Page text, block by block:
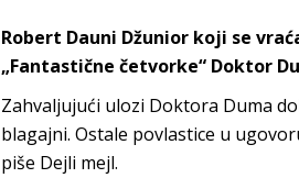
Robert Dauni Džunior koji se
„Fantastične četvorke“ Doktor
Zahvaljujući ulozi Doktora Duma
blagajni. Ostale povlastice u
piše Dejli mejl.